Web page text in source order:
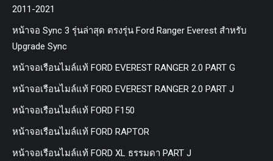
2011-2021
หน้าจอ Sync 3 รุ่นล่าสุด ตรงรุ่น Ford Ranger Everest สำหรับ
Upgrade Sync
หน้าจอเรือนไมล์แท้ FORD EVEREST RANGER 2.0 PART G
หน้าจอเรือนไมล์แท้ FORD EVEREST RANGER 2.0 PART J
หน้าจอเรือนไมล์แท้ FORD F150
หน้าจอเรือนไมล์แท้ FORD RAPTOR
หน้าจอเรือนไมล์แท้ FORD XL ธรรมดา PART J